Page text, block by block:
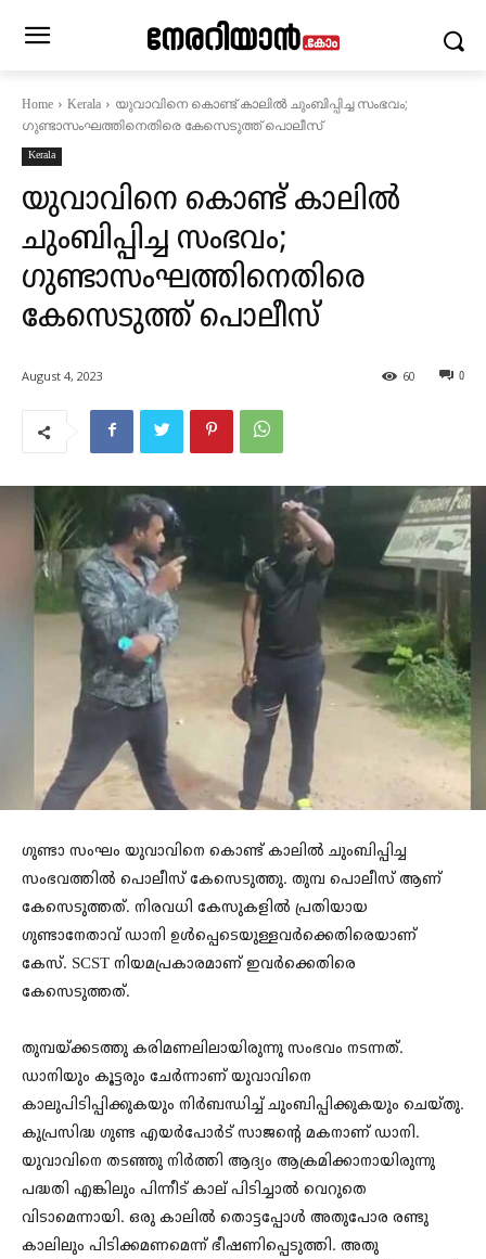
Home Kerala
യുവാവിനെ കൊണ്ട് കാലിൽ ചുംബിപ്പിച്ച സംഭവം;
ഗുണ്ടാസംഘത്തിനെതിരെ കേസെടുത്ത് പൊലീസ്
Kerala
യുവാവിനെ കൊണ്ട് കാലിൽ
ചുംബിപ്പിച്ച സംഭവം;
ഗുണ്ടാസംഘത്തിനെതിരെ
കേസെടുത്ത് പൊലീസ്
August 4, 2023 0
60
ഗുണ്ടാ സംഘം യുവാവിനെ കൊണ്ട് കാലിൽ ചുംബിപ്പിച്ച
സംഭവത്തിൽ പൊലീസ് കേസെടുത്തു. തുമ്പ പൊലീസ് ആണ്
കേസെടുത്തത്. നിരവധി കേസുകളില്‍ പ്രതിയായ
ഗുണ്ടാനേതാവ് ഡാനി ഉൾപ്പെടെയുള്ളവർക്കെതിരെയാണ്
കേസ്. SCST നിയമപ്രകാരമാണ് ഇവർക്കെതിരെ
കേസെടുത്തത്.
തുമ്പയ്ക്കടത്തു കരിമണലിലായിരുന്നു സംഭവം നടന്നത്.
ഡാനിയും കൂട്ടരും ചേര്‍ന്നാണ് യുവാവിനെ
കാലുപിടിപ്പിക്കുകയും നിര്‍ബന്ധിച്ച് ചുംബിപ്പിക്കുകയും ചെയ്തു.
കുപ്രസിദ്ധ ഗുണ്ട എയര്‍പോര്‍ട് സാജന്‍റെ മകനാണ് ഡാനി.
യുവാവിനെ തടഞ്ഞു നിര്‍ത്തി ആദ്യം ആക്രമിക്കാനായിരുന്നു
പദ്ധതി എങ്കിലും പിന്നീട് കാല് പിടിച്ചാല്‍ വെറുതെ
വിടാമെന്നായി. ഒരു കാലില്‍ തൊട്ടപ്പോള്‍ അതുപോര രണ്ടു
കാലിലും പിടിക്കമണമെന്ന് ഭീഷണിപ്പെടുത്തി. അതു